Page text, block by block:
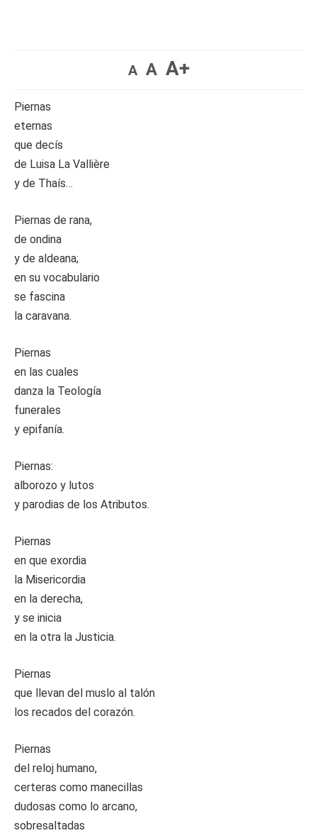
A A A+
Piernas
eternas
que decís
de Luisa La Vallière
y de Thaís…
Piernas de rana,
de ondina
y de aldeana;
en su vocabulario
se fascina
la caravana.
Piernas
en las cuales
danza la Teología
funerales
y epifanía.
Piernas:
alborozo y lutos
y parodias de los Atributos.
Piernas
en que exordia
la Misericordia
en la derecha,
y se inicia
en la otra la Justicia.
Piernas
que llevan del muslo al talón
los recados del corazón.
Piernas
del reloj humano,
certeras como manecillas
dudosas como lo arcano,
sobresaltadas